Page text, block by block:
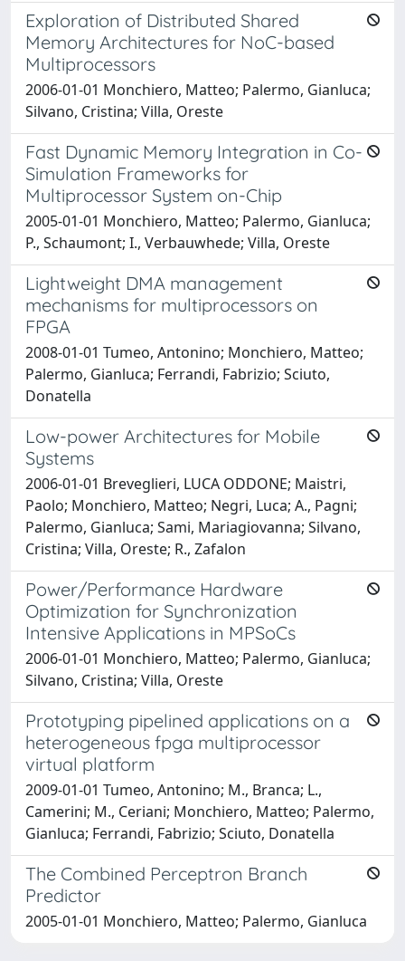
Exploration of Distributed Shared
Memory Architectures for NoC-based
Multiprocessors
2006-01-01 Monchiero, Matteo; Palermo, Gianluca;
Silvano, Cristina; Villa, Oreste
Fast Dynamic Memory Integration in Co-
Simulation Frameworks for
Multiprocessor System on-Chip
2005-01-01 Monchiero, Matteo; Palermo, Gianluca;
P., Schaumont; I., Verbauwhede; Villa, Oreste
Lightweight DMA management
mechanisms for multiprocessors on
FPGA
2008-01-01 Tumeo, Antonino; Monchiero, Matteo;
Palermo, Gianluca; Ferrandi, Fabrizio; Sciuto,
Donatella
Low-power Architectures for Mobile
Systems
2006-01-01 Breveglieri, LUCA ODDONE; Maistri,
Paolo; Monchiero, Matteo; Negri, Luca; A., Pagni;
Palermo, Gianluca; Sami, Mariagiovanna; Silvano,
Cristina; Villa, Oreste; R., Zafalon
Power/Performance Hardware
Optimization for Synchronization
Intensive Applications in MPSoCs
2006-01-01 Monchiero, Matteo; Palermo, Gianluca;
Silvano, Cristina; Villa, Oreste
Prototyping pipelined applications on a
heterogeneous fpga multiprocessor
virtual platform
2009-01-01 Tumeo, Antonino; M., Branca; L.,
Camerini; M., Ceriani; Monchiero, Matteo; Palermo,
Gianluca; Ferrandi, Fabrizio; Sciuto, Donatella
The Combined Perceptron Branch
Predictor
2005-01-01 Monchiero, Matteo; Palermo, Gianluca